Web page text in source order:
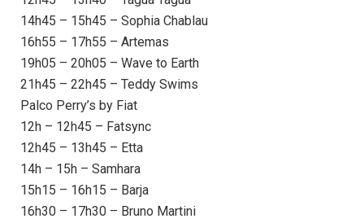
14h45 – 15h45 – Sophia Chablau
16h55 – 17h55 – Artemas
19h05 – 20h05 – Wave to Earth
21h45 – 22h45 – Teddy Swims
Palco Perry’s by Fiat
12h – 12h45 – Fatsync
12h45 – 13h45 – Etta
14h – 15h – Samhara
15h15 – 16h15 – Barja
16h30 – 17h30 – Bruno Martini